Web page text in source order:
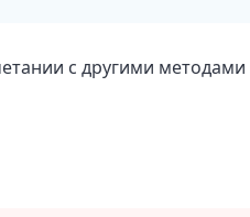
с другими методами